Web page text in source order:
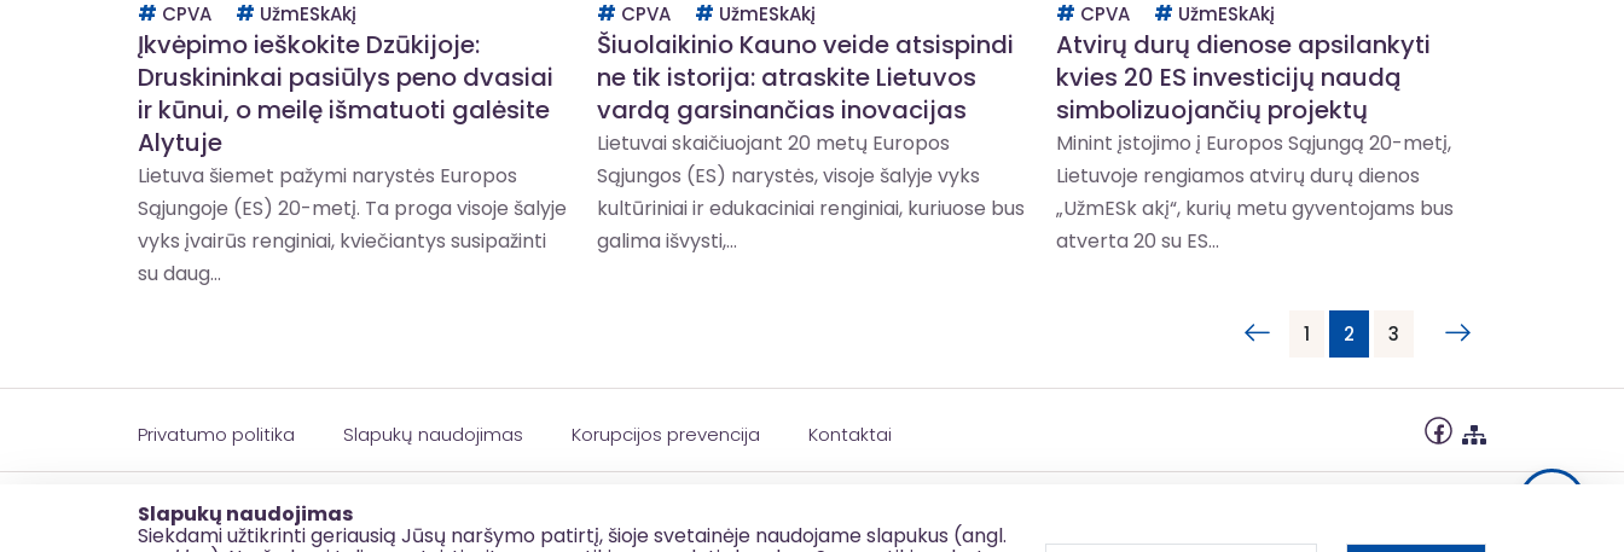
Slapukų naudojimas
Siekdami užtikrinti geriausią Jūsų naršymo patirtį, šioje svetainėje naudojame slapukus (angl.
CPVA
UžmESkAkį
Įkvėpimo ieškokite Dzūkijoje:
Druskininkai pasiūlys peno dvasiai
ir kūnui, o meilę išmatuoti galėsite
Alytuje
Lietuva šiemet pažymi narystės Europos
Sąjungoje (ES) 20-metį. Ta proga visoje šalyje
vyks įvairūs renginiai, kviečiantys susipažinti
su daug...
CPVA
UžmESkAkį
Šiuolaikinio Kauno veide atsispindi
ne tik istorija: atraskite Lietuvos
vardą garsinančias inovacijas
Lietuvai skaičiuojant 20 metų Europos
Sąjungos (ES) narystės, visoje šalyje vyks
kultūriniai ir edukaciniai renginiai, kuriuose bus
galima išvysti,...
CPVA
UžmESkAkį
Atvirų durų dienose apsilankyti
kvies 20 ES investicijų naudą
simbolizuojančių projektų
Minint įstojimo į Europos Sąjungą 20-metį,
Lietuvoje rengiamos atvirų durų dienos
„UžmESk akį“, kurių metu gyventojams bus
atverta 20 su ES...
1 2 3
Privatumo politika Slapukų naudojimas Korupcijos prevencija Kontaktai
© 2026 esinvesticijos.lt